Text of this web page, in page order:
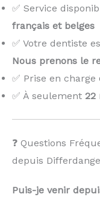
✅ Service
français et belges
✅ Votre dentiste
Nous prenons le
✅ Prise en charge
✅ À seulement 22
❓ Questions
depuis Differdange
Puis-je venir